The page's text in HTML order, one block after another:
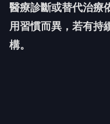
醫療診斷或替代治療
用習慣而異，若有持
構。